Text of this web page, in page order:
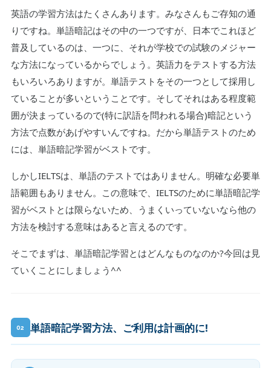
英語の学習方法はたくさんあります。みなさんもご存知の通
りですね。単語暗記はその中の一つですが、日本でこれほど
普及しているのは、一つに、それが学校での試験のメジャー
な方法になっているからでしょう。英語力をテストする方法
もいろいろありますが。単語テストをその一つとして採用し
ていることが多いということです。そしてそれはある程度範
囲が決まっているので(特に訳語を問われる場合)暗記という
方法で点数があげやすいんですね。だから単語テストのため
には、単語暗記学習がベストです。
しかしIELTSは、単語のテストではありません。明確な必要単
語範囲もありません。この意味で、IELTSのために単語暗記学
習がベストとは限らないため、うまくいっていないなら他の
方法を検討する意味はあると言えるのです。
そこでまずは、単語暗記学習とはどんなものなのか?今回は見
ていくことにしましょう^^
02 単語暗記学習方法、ご利用は計画的に!